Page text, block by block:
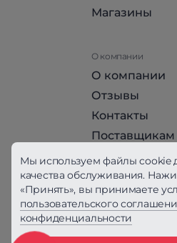
Магазины
О компании
О компании
Отзывы
Контакты
Поставщикам
Стать
Политика
Вся информация на
Мы используем файлы cookie
качества обслуживания.
«Принять», вы принимаете
пользовательского
конфиденциальности